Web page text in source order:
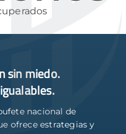
sin miedo.
nacional de
ofrece estrategias y